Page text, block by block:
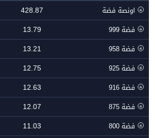
اونصة فضة 428.87
فضة 999 13.79
فضة 958 13.21
فضة 925 12.75
فضة 916 12.63
فضة 875 12.07
فضة 800 11.03